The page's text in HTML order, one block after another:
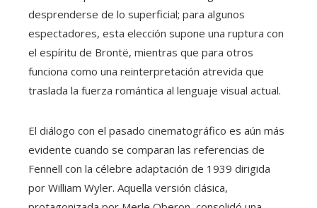
desprenderse de lo superficial; para algunos
espectadores, esta elección supone una ruptura con
el espíritu de Brontë, mientras que para otros
funciona como una reinterpretación atrevida que
traslada la fuerza romántica al lenguaje visual actual.
El diálogo con el pasado cinematográfico es aún más
evidente cuando se comparan las referencias de
Fennell con la célebre adaptación de 1939 dirigida
por William Wyler. Aquella versión clásica,